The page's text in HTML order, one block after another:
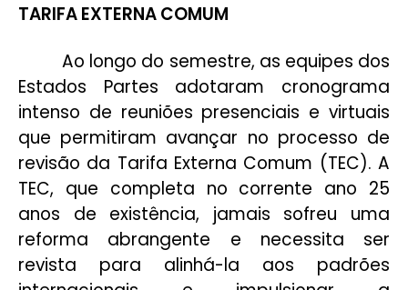
TARIFA EXTERNA COMUM
Ao longo do semestre, as equipes dos
Estados Partes adotaram cronograma
intenso de reuniões presenciais e virtuais
que permitiram avançar no processo de
revisão da Tarifa Externa Comum (TEC). A
TEC, que completa no corrente ano 25
anos de existência, jamais sofreu uma
reforma abrangente e necessita ser
revista para alinhá-la aos padrões